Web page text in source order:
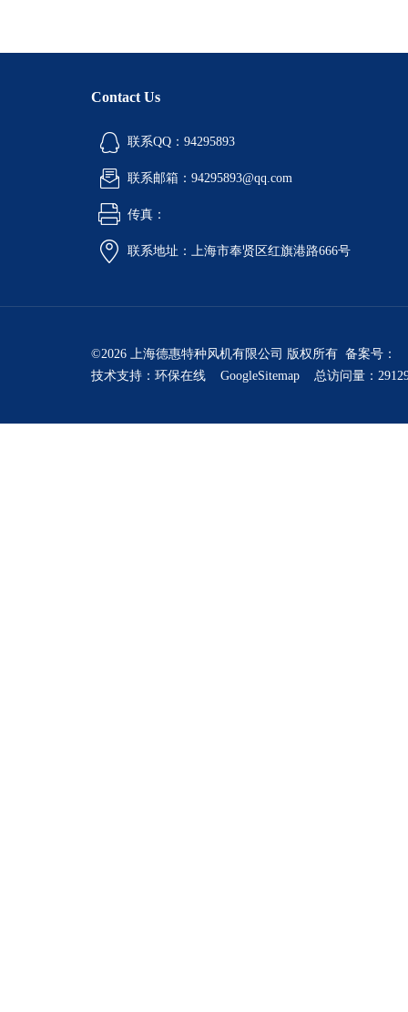
Contact Us
联系QQ：94295893
联系邮箱：94295893@qq.com
传真：
联系地址：上海市奉贤区红旗港路666号
©2026 上海德惠特种风机有限公司 版权所有 备案号：
技术支持： 环保在线 GoogleSitemap 总访问量：